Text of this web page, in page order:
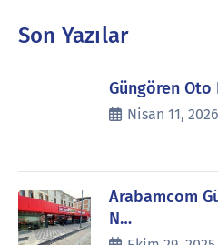
Son Yazılar
Güngören
Nisan 11, 2026
Arabamcom
N…